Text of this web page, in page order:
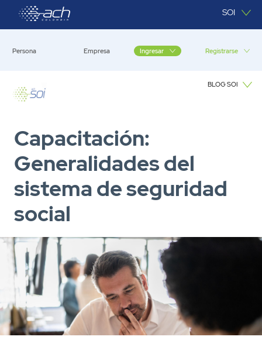
Saltar al contenido principal SOI
Persona Empresa Ingresar Registrarse
BLOG SOI
Capacitación:
Generalidades del
sistema de seguridad
social